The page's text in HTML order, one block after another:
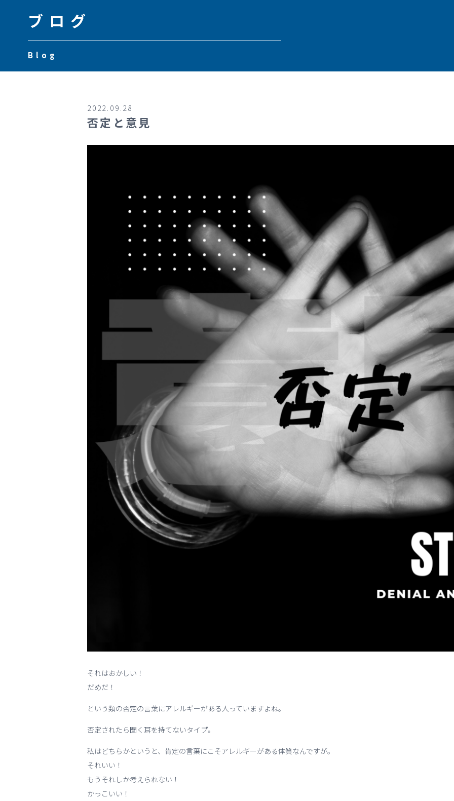
ブログ
Blog
2022.09.28
否定と意見
それはおかしい！
だめだ！
という類の否定の言葉にアレルギーがある人っていますよね。
否定されたら聞く耳を持てないタイプ。
私はどちらかというと、肯定の言葉にこそアレルギーがある体質なんですが。
それいい！
もうそれしか考えられない！
かっこいい！